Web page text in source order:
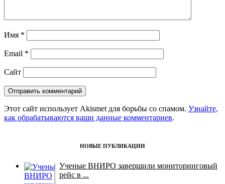
Имя *
Email *
Сайт
Этот сайт использует Akismet для борьбы со спамом. Узнайте,
как обрабатываются ваши данные комментариев.
НОВЫЕ ПУБЛИКАЦИИ
Ученые ВНИРО завершили мониторинговый
рейс в ...